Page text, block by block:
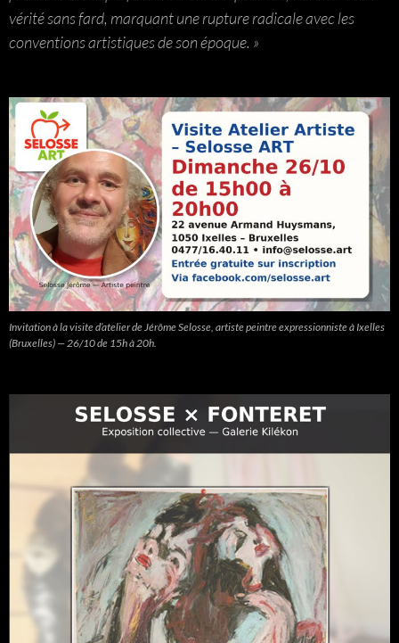
vérité sans fard, marquant une rupture radicale avec les
conventions artistiques de son époque. »
Invitation à la visite d’atelier de Jérôme Selosse, artiste peintre expressionniste à Ixelles
(Bruxelles) — 26/10 de 15h à 20h.